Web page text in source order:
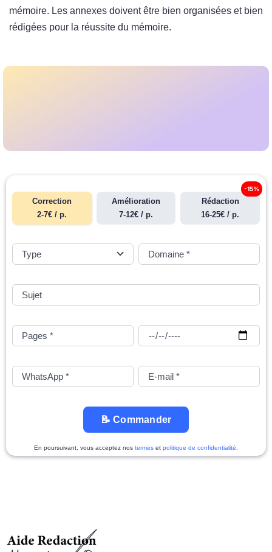
mémoire. Les annexes doivent être bien organisées et bien
rédigées pour la réussite du mémoire.
Correction
2-7€ / p.
Amélioration
7-12€ / p.
Rédaction
16-25€ / p.
-15%
📝 Commander
En poursuivant, vous acceptez nos termes et politique de confidentialité